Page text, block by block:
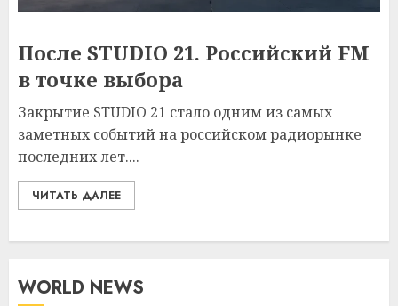
После STUDIO 21. Российский FM
в точке выбора
Закрытие STUDIO 21 стало одним из самых
заметных событий на российском радиорынке
последних лет....
ЧИТАТЬ ДАЛЕЕ
WORLD NEWS